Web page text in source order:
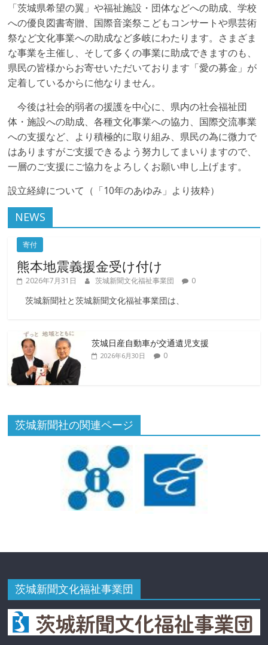
「茨城県希望の翼」や福祉施設・団体などへの助成、学校
への優良図書寄贈、国際音楽祭こどもコンサートや県芸術
祭など文化事業への助成など多岐にわたります。さまざま
な事業を主催し、そして多くの事業に助成できますのも、
県民の皆様からお寄せいただいております「愛の募金」が
定着しているからに他なりません。
今後は社会的弱者の援護を中心に、県内の社会福祉団
体・施設への助成、各種文化事業への協力、国際交流事業
への支援など、より積極的に取り組み、県民の為に微力で
はありますがご支援できるよう努力してまいりますので、
一層のご支援にご協力をよろしくお願い申し上げます。
設立経緯について（「10年のあゆみ」より抜粋）
NEWS
寄付
熊本地震義援金受け付け
2026年7月31日 茨城新聞文化福祉事業団 0
茨城新聞社と茨城新聞文化福祉事業団は、
茨城日産自動車が交通遺児支援
2026年6月30日 0
茨城新聞社の関連ページ
茨城新聞文化福祉事業団